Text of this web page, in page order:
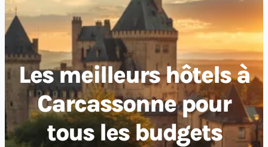
Les meilleurs hôtels à
Carcassonne pour
tous les budgets